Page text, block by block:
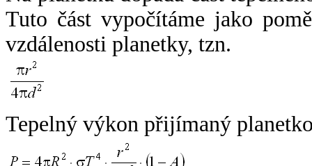
Tuto část vypočítáme jako
vzdálenosti planetky, tzn.
Tepelný výkon přijímaný